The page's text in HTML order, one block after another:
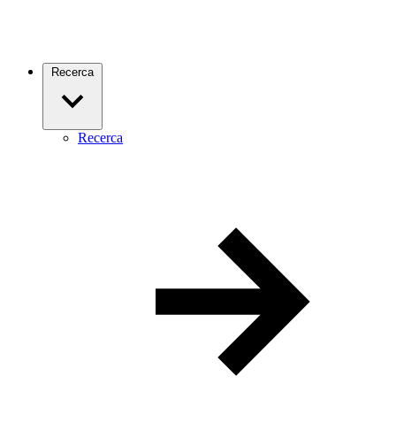
Recerca
Recerca